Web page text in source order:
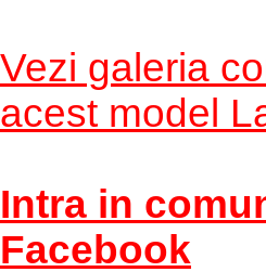
Vezi galeria
acest model
Intra in
Facebook